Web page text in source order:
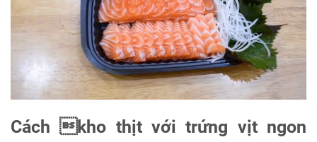
Cách kho thịt với trứng vịt ngon